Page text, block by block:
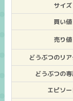
サイズ
買い値
売り値
どうぶつのリ
どうぶつの
エピソ